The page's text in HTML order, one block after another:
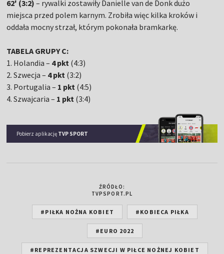
62' (3:2) – rywalki zostawiły Danielle van de Donk dużo
miejsca przed polem karnym. Zrobiła więc kilka kroków i
oddała mocny strzał, którym pokonała bramkarkę.
TABELA GRUPY C:
1. Holandia – 4 pkt (4:3)
2. Szwecja – 4 pkt (3:2)
3. Portugalia – 1 pkt (4:5)
4. Szwajcaria – 1 pkt (3:4)
Pobierz aplikację TVP SPORT
ŹRÓDŁO:
TVPSPORT.PL
#PIŁKA NOŻNA KOBIET #KOBIECA PIŁKA
#EURO 2022
#REPREZENTACJA SZWECJI W PIŁCE NOŻNEJ KOBIET